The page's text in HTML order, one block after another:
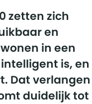
zetten zich
en
in een
is, en
Dat verlangen
duidelijk tot